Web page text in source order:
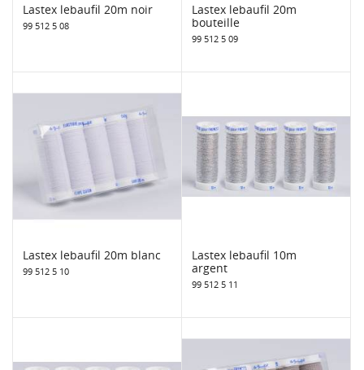
Lastex lebaufil 20m noir
99 512 5 08
Lastex lebaufil 20m
bouteille
99 512 5 09
Lastex lebaufil 20m blanc
99 512 5 10
Lastex lebaufil 10m
argent
99 512 5 11